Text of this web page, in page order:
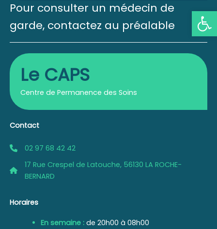
Ouvrir
Pour consulter un médecin de
garde, contactez au préalable
Le CAPS
Centre de Permanence des Soins
Contact
02 97 68 42 42
17 Rue Crespel de Latouche, 56130 LA ROCHE-
BERNARD
Horaires
En semaine : de 20h00 à 08h00